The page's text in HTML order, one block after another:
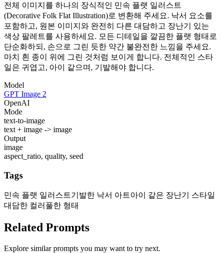
전체 이미지를 하나의 장식적인 민속 플랫 일러스트
(Decorative Folk Flat Illustration)로 변환해 주세요. 낙서 요소를
포함하고, 원본 이미지와 완전히 다른 대담하고 장난기 있는
색상 팔레트를 사용하세요. 모든 디테일을 깔끔한 플랫 형태로
단순화하되, 손으로 그린 듯한 약간 불완전한 느낌을 주세요.
마치 흰 종이 위에 그린 것처럼 보이게 합니다. 전체적인 스타
일은 귀엽고, 아이 같으며, 기발해야 합니다.
Model
GPT Image 2
OpenAI
Mode
text-to-image
text + image -> image
Output
image
aspect_ratio, quality, seed
Tags
민속 플랫 일러스트기발한 낙서 아트아이 같은 장난기 스타일
대담한 컬러풀한 형태
Related Prompts
Explore similar prompts you may want to try next.